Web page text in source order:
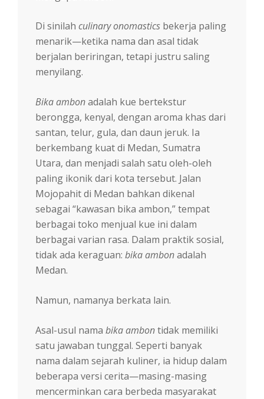
Di sinilah culinary onomastics bekerja paling
menarik—ketika nama dan asal tidak
berjalan beriringan, tetapi justru saling
menyilang.
Bika ambonadalah kue bertekstur
berongga, kenyal, dengan aroma khas dari
santan, telur, gula, dan daun jeruk. Ia
berkembang kuat di Medan, Sumatra
Utara, dan menjadi salah satu oleh-oleh
paling ikonik dari kota tersebut. Jalan
Mojopahit di Medan bahkan dikenal
sebagai “kawasan bika ambon,” tempat
berbagai toko menjual kue ini dalam
berbagai varian rasa. Dalam praktik sosial,
tidak ada keraguan: bika ambonadalah
Medan.
Namun, namanya berkata lain.
Asal-usul nama bika ambontidak memiliki
satu jawaban tunggal. Seperti banyak
nama dalam sejarah kuliner, ia hidup dalam
beberapa versi cerita—masing-masing
mencerminkan cara berbeda masyarakat